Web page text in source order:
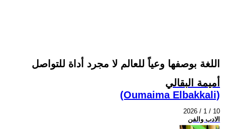
اللغة بوصفها وعياً للعالم لا مجرد أداة للتواصل
أميمة البقالي
(Oumaima Elbakkali)
2026 / 1 / 10
الادب والفن